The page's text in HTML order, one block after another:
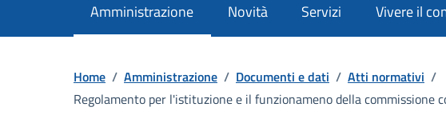
Amministrazione Novità Servizi Vivere il
Home / Amministrazione / Documenti e dati / Atti normativi /
Regolamento per l'istituzione e il funzionameno della